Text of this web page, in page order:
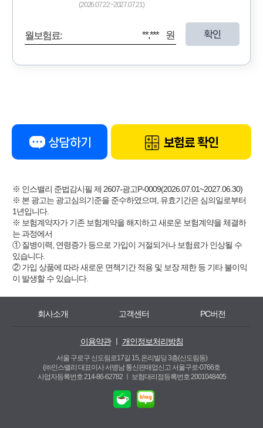
(2026.07.22~2027.07.21)
월보험료: **,*** 원 확인
상담하기 보험료 확인
※ 인스밸리 준법감시필 제 2607-광고P-0009(2026.07.01~2027.06.30)
※ 본 광고는 광고심의기준을 준수하였으며, 유효기간은 심의일로부터
1년입니다.
※ 보험계약자가 기존 보험계약을 해지하고 새로운 보험계약을 체결하
는 과정에서
① 질병이력, 연령증가 등으로 가입이 거절되거나 보험료가 인상될 수
있습니다.
② 가입 상품에 따라 새로운 면책기간 적용 및 보장 제한 등 기타 불이익
이 발생할 수 있습니다.
회사소개 고객센터 PC버전
이용약관ㅣ 개인정보처리방침
서울 구로구 신도림로17길 15, 온리빌딩 3층(신도림동)
(㈜인스밸리 대표이사 서병남 통신판매업신고 서울구로-0766호
사업자등록번호 214-86-62782 ㅣ
보험대리점등록번호 2001048405